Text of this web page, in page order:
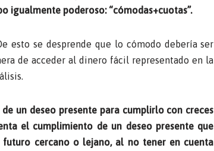
igualmente poderoso: “cómodas+cuotas”.
esto se desprende que lo cómodo debería ser
de acceder al dinero fácil representado en la
un deseo presente para cumplirlo con creces
el cumplimiento de un deseo presente que
futuro cercano o lejano, al no tener en cuenta